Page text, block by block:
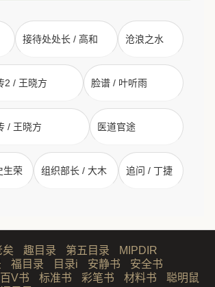
接待处处长 / 高和 沧浪之水
2 / 王晓方 脸谱 / 叶听雨
/ 王晓方 医道官途
生荣 组织部长 / 大木 追问 / 丁捷
矣 趣目录 第五目录
MIPDIR
福目录 目录i 安静书
安全书
百V书 标准书 彩笔书 材料书
聪明鼠